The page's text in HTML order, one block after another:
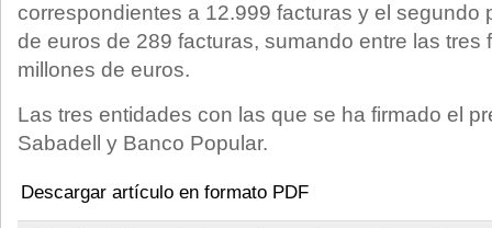
correspondientes a 12.999 facturas y el segundo
de euros de 289 facturas, sumando entre las tres
millones de euros.
Las tres entidades con las que se ha firmado el
Sabadell y Banco Popular.
Descargar artículo en formato PDF